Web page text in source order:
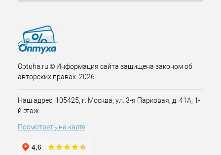
Optuha.ru © Информация сайта защищена законом об
авторских правах. 2026
Наш адрес: 105425, г. Москва, ул. 3-я Парковая, д. 41А, 1-
й этаж
Посмотреть на карте